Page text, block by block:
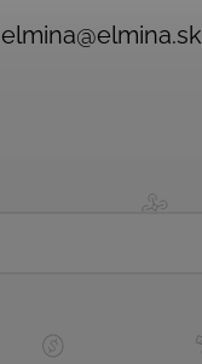
elmina@elmina.sk